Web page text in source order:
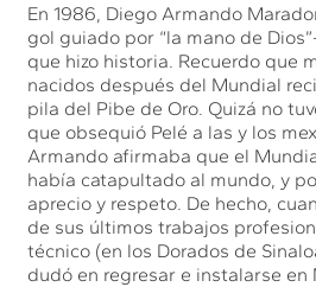
En 1986, Diego Armando
gol guiado por “la mano de
que hizo historia. Recuerdo que
nacidos después del Mundial
pila del Pibe de Oro. Quizá no
que obsequió Pelé a las y los
Armando afirmaba que el
había catapultado al mundo, y
aprecio y respeto. De hecho,
de sus últimos trabajos
técnico (en los Dorados de
dudó en regresar e instalarse en